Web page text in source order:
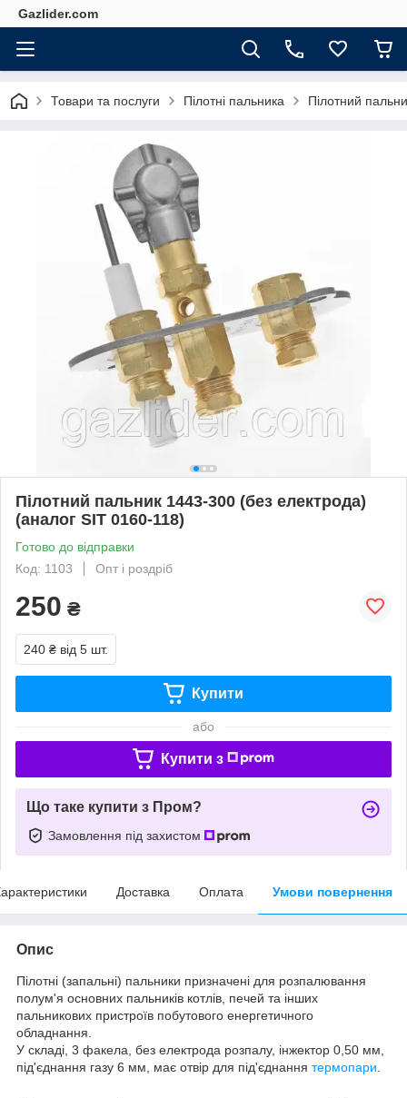
Gazlider.com
Товари та послуги Пілотні пальника Пілотний
Пілотний пальник 1443-300 (без електрода)
(аналог SIT 0160-118)
Готово до відправки
Код: 1103
Опт і роздріб
250 ₴
240 ₴ від 5 шт.
Купити
або
Купити з
Що таке купити з Пром?
Замовлення під захистом
Доставка Оплата Умови повернення
Опис
Пілотні (запальні) пальники призначені для розпалювання
полум'я основних пальників котлів, печей та інших
пальникових пристроїв побутового енергетичного
обладнання.
У складі, 3 факела, без електрода розпалу, інжектор 0,50 мм,
під'єднання газу 6 мм, має отвір для під'єднання термопари